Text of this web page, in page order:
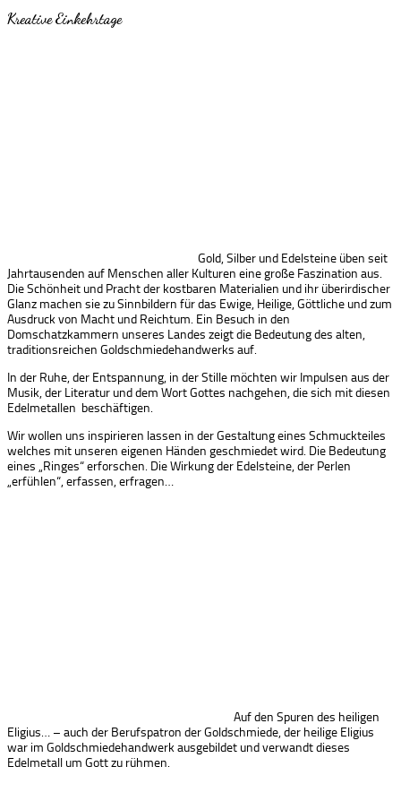
Kreative Einkehrtage
Gold, Silber und Edelsteine üben seit
Jahrtausenden auf Menschen aller Kulturen eine große Faszination aus.
Die Schönheit und Pracht der kostbaren Materialien und ihr überirdischer
Glanz machen sie zu Sinnbildern für das Ewige, Heilige, Göttliche und zum
Ausdruck von Macht und Reichtum. Ein Besuch in den
Domschatzkammern unseres Landes zeigt die Bedeutung des alten,
traditionsreichen Goldschmiedehandwerks auf.
In der Ruhe, der Entspannung, in der Stille möchten wir Impulsen aus der
Musik, der Literatur und dem Wort Gottes nachgehen, die sich mit diesen
Edelmetallen beschäftigen.
Wir wollen uns inspirieren lassen in der Gestaltung eines Schmuckteiles
welches mit unseren eigenen Händen geschmiedet wird. Die Bedeutung
eines „Ringes“ erforschen. Die Wirkung der Edelsteine, der Perlen
„erfühlen“, erfassen, erfragen…
Auf den Spuren des heiligen
Eligius… – auch der Berufspatron der Goldschmiede, der heilige Eligius
war im Goldschmiedehandwerk ausgebildet und verwandt dieses
Edelmetall um Gott zu rühmen.